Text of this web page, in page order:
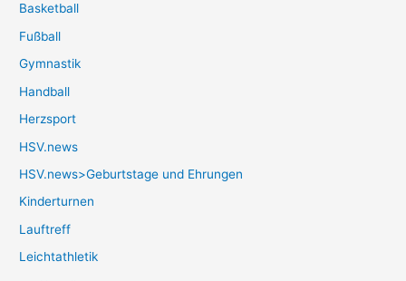
Basketball
Fußball
Gymnastik
Handball
Herzsport
HSV.news
HSV.news>Geburtstage und Ehrungen
Kinderturnen
Lauftreff
Leichtathletik